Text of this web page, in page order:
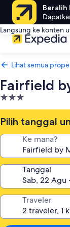
Beralih
Langsung ke konten
Lihat semua
Fairfield
Properti
bintang
3.0
Pilih tanggal
Ke mana?
Tanggal
Traveler